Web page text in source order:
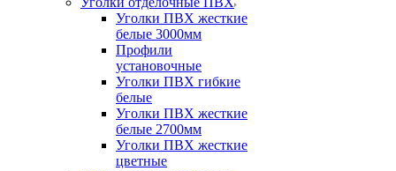
Уголки ПВХ жесткие
белые 3000мм
Профили
установочные
Уголки ПВХ гибкие
белые
Уголки ПВХ жесткие
белые 2700мм
Уголки ПВХ жесткие
цветные